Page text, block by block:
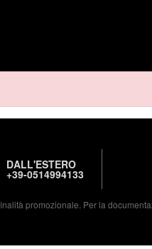
DALL'ESTERO
+39-0514994133
promozionale. Per la